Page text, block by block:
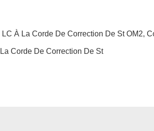
LC À La Corde De Correction De St OM2,
Corde De Correction De St